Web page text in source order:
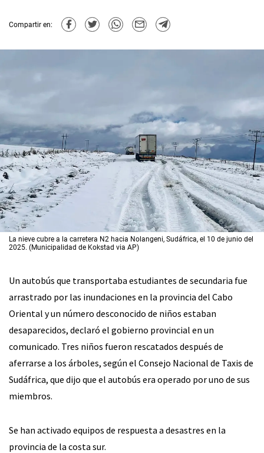
Compartir en:
La nieve cubre a la carretera N2 hacia Nolangeni, Sudáfrica, el 10 de junio del
2025. (Municipalidad de Kokstad via AP)
Un autobús que transportaba estudiantes de secundaria fue
arrastrado por las inundaciones en la provincia del Cabo
Oriental y un número desconocido de niños estaban
desaparecidos, declaró el gobierno provincial en un
comunicado. Tres niños fueron rescatados después de
aferrarse a los árboles, según el Consejo Nacional de Taxis de
Sudáfrica, que dijo que el autobús era operado por uno de sus
miembros.
Se han activado equipos de respuesta a desastres en la
provincia de la costa sur.